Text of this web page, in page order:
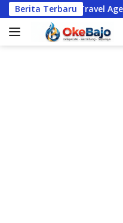
Langsung
ke
konten
Berita Terbaru
Travel Agent Sulit